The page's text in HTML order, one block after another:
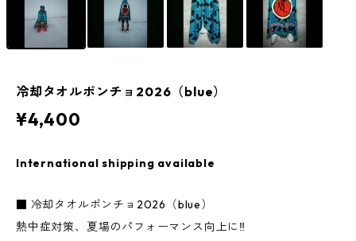
冷却タオルポンチョ2026（blue）
¥4,400
International shipping available
■ 冷却タオルポンチョ2026（blue）
熱中症対策、夏場のパフォーマンス向上に‼︎